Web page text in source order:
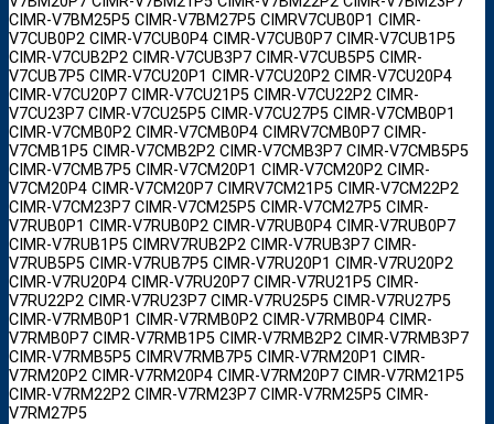
CIMR-V7BM25P5 CIMR-V7BM27P5 CIMRV7CUB0P1 CIMR-
V7CUB0P2 CIMR-V7CUB0P4 CIMR-V7CUB0P7 CIMR-V7CUB1P5
CIMR-V7CUB2P2 CIMR-V7CUB3P7 CIMR-V7CUB5P5 CIMR-
V7CUB7P5 CIMR-V7CU20P1 CIMR-V7CU20P2 CIMR-V7CU20P4
CIMR-V7CU20P7 CIMR-V7CU21P5 CIMR-V7CU22P2 CIMR-
V7CU23P7 CIMR-V7CU25P5 CIMR-V7CU27P5 CIMR-V7CMB0P1
CIMR-V7CMB0P2 CIMR-V7CMB0P4 CIMRV7CMB0P7 CIMR-
V7CMB1P5 CIMR-V7CMB2P2 CIMR-V7CMB3P7 CIMR-V7CMB5P5
CIMR-V7CMB7P5 CIMR-V7CM20P1 CIMR-V7CM20P2 CIMR-
V7CM20P4 CIMR-V7CM20P7 CIMRV7CM21P5 CIMR-V7CM22P2
CIMR-V7CM23P7 CIMR-V7CM25P5 CIMR-V7CM27P5 CIMR-
V7RUB0P1 CIMR-V7RUB0P2 CIMR-V7RUB0P4 CIMR-V7RUB0P7
CIMR-V7RUB1P5 CIMRV7RUB2P2 CIMR-V7RUB3P7 CIMR-
V7RUB5P5 CIMR-V7RUB7P5 CIMR-V7RU20P1 CIMR-V7RU20P2
CIMR-V7RU20P4 CIMR-V7RU20P7 CIMR-V7RU21P5 CIMR-
V7RU22P2 CIMR-V7RU23P7 CIMR-V7RU25P5 CIMR-V7RU27P5
CIMR-V7RMB0P1 CIMR-V7RMB0P2 CIMR-V7RMB0P4 CIMR-
V7RMB0P7 CIMR-V7RMB1P5 CIMR-V7RMB2P2 CIMR-V7RMB3P7
CIMR-V7RMB5P5 CIMRV7RMB7P5 CIMR-V7RM20P1 CIMR-
V7RM20P2 CIMR-V7RM20P4 CIMR-V7RM20P7 CIMR-V7RM21P5
CIMR-V7RM22P2 CIMR-V7RM23P7 CIMR-V7RM25P5 CIMR-
V7RM27P5